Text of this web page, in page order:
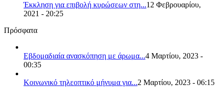
Έκκληση για επιβολή κυρώσεων στη...12 Φεβρουαρίου,
2021 - 20:25
Πρόσφατα
Εβδομαδιαία ανασκόπηση με άρωμα...4 Μαρτίου, 2023 -
00:35
Κοινωνικό τηλεοπτικό μήνυμα για...2 Μαρτίου, 2023 - 06:15